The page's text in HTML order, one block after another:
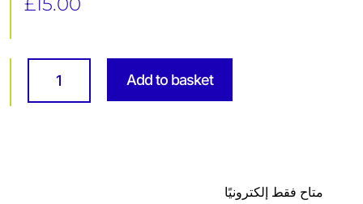
Digital
Transformation
SMEs:
Add to basket
متاح فقط إلكترونيًا